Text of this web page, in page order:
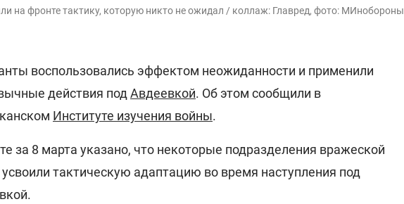
на фронте тактику, которую никто не ожидал / коллаж: Главред, фото: МИнобороны
воспользовались эффектом неожиданности и применили
действия под Авдеевкой. Об этом сообщили в
Институте изучения войны.
за 8 марта указано, что некоторые подразделения вражеской
тактическую адаптацию во время наступления под